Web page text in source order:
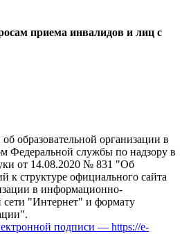
приема инвалидов и лиц с
образовательной организации в
Федеральной службы по надзору в
от 14.08.2020 № 831 "Об
к структуре официального сайта
в информационно-
"Интернет" и формату
подписи — https://e-